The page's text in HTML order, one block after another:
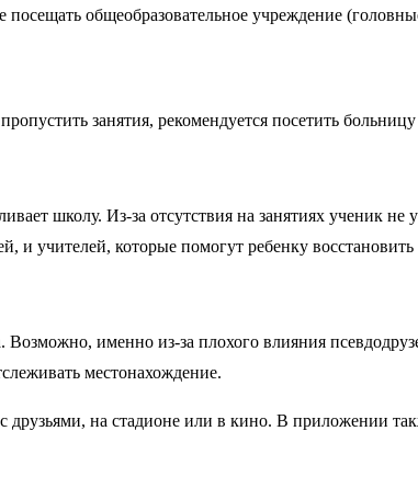
общеобразовательное учреждение
занятия, рекомендуется посетить
школу. Из-за отсутствия на занятиях ученик не
и учителей, которые помогут ребенку
именно из-за плохого влияния
местонахождение.
друзьями, на стадионе или в кино. В приложении